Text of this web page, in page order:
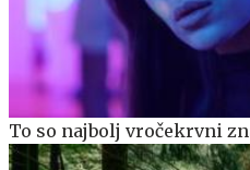
To so najbolj vročekrvni